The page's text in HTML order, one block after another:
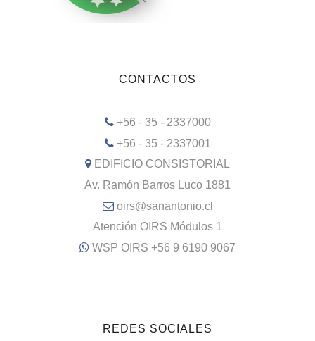
CONTACTOS
+56 - 35 - 2337000
+56 - 35 - 2337001
EDIFICIO CONSISTORIAL
Av. Ramón Barros Luco 1881
oirs@sanantonio.cl
Atención OIRS Módulos 1
WSP OIRS +56 9 6190 9067
REDES SOCIALES